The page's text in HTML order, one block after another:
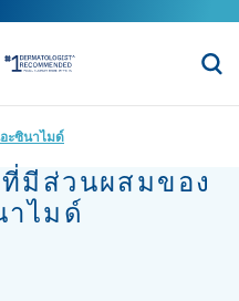
ะซินาไมด์
มีส่วนผสมของ
ไม ด์